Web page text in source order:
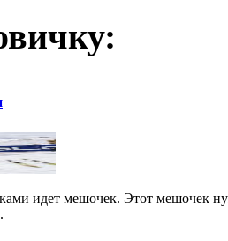
идет мешочек. Этот мешочек